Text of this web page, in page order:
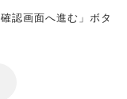
認画面へ進む」ボタ